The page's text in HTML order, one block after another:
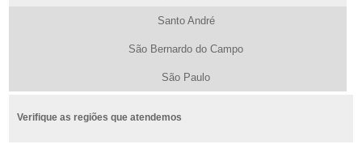
Santo André
São Bernardo do Campo
São Paulo
Verifique as regiões que atendemos